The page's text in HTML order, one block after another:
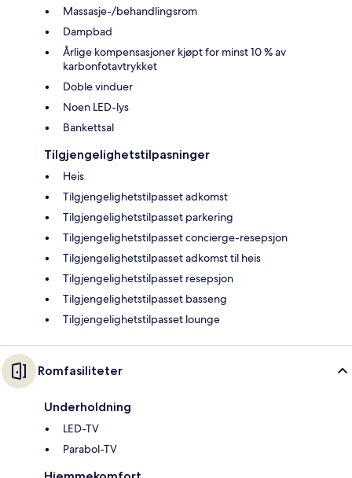
Massasje-/behandlingsrom
Dampbad
Årlige kompensasjoner kjøpt for minst 10 % av
karbonfotavtrykket
Doble vinduer
Noen LED-lys
Bankettsal
Tilgjengelighetstilpasninger
Heis
Tilgjengelighetstilpasset adkomst
Tilgjengelighetstilpasset parkering
Tilgjengelighetstilpasset concierge-resepsjon
Tilgjengelighetstilpasset adkomst til heis
Tilgjengelighetstilpasset resepsjon
Tilgjengelighetstilpasset basseng
Tilgjengelighetstilpasset lounge
Romfasiliteter
Underholdning
LED-TV
Parabol-TV